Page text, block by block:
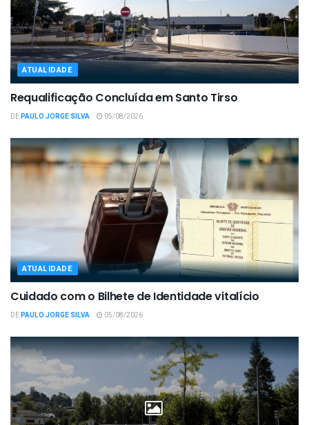
ATUALIDADE
Requalificação Concluída em Santo Tirso
DEPAULO JORGE SILVA 05/08/2026
ATUALIDADE
Cuidado com o Bilhete de Identidade vitalício
DEPAULO JORGE SILVA 05/08/2026